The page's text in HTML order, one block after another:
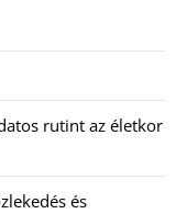
rutint az életkor
és